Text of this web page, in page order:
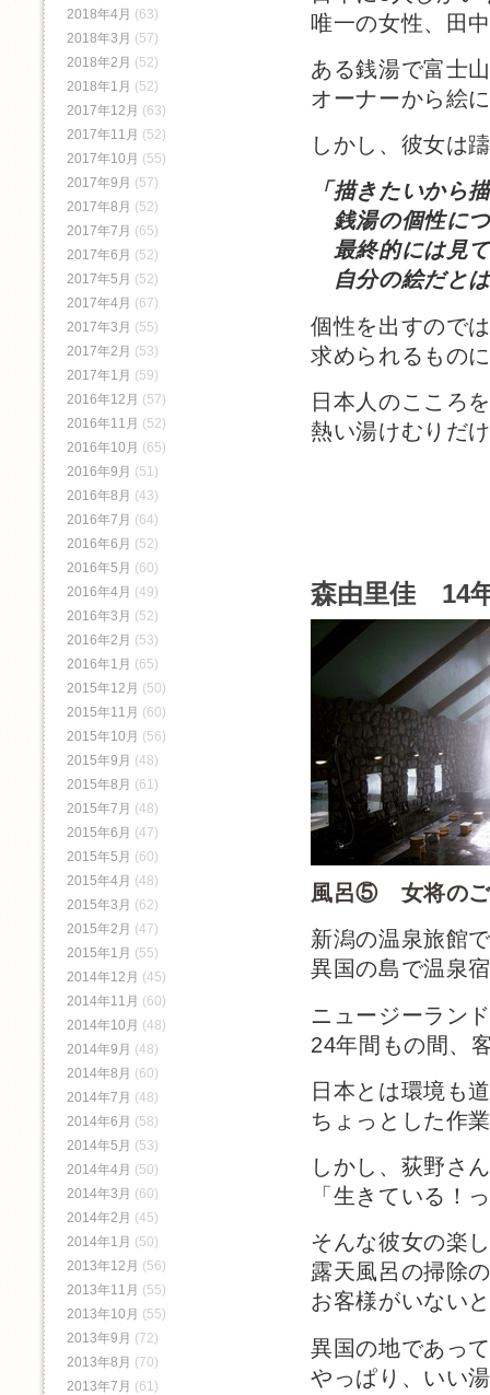
唯一の女性、田
ある銭湯で富士
オーナーから絵
しかし、彼女は
「描きたいから
銭湯の個性に
最終的には見
自分の絵だと
個性を出すので
求められるもの
日本人のこころ
熱い湯けむりだ
森由里佳 14
風呂⑤ 女将の
新潟の温泉旅館
異国の島で温泉
ニュージーラン
24年間もの間、
日本とは環境も
ちょっとした作
しかし、荻野さ
「生きている！
そんな彼女の楽
露天風呂の掃除
お客様がいない
異国の地であっ
やっぱり、いい
2018年4月 (63)
2018年3月 (57)
2018年2月 (52)
2018年1月 (52)
2017年12月 (63)
2017年11月 (52)
2017年10月 (55)
2017年9月 (57)
2017年8月 (52)
2017年7月 (65)
2017年6月 (52)
2017年5月 (52)
2017年4月 (67)
2017年3月 (55)
2017年2月 (53)
2017年1月 (59)
2016年12月 (57)
2016年11月 (52)
2016年10月 (65)
2016年9月 (51)
2016年8月 (43)
2016年7月 (64)
2016年6月 (52)
2016年5月 (60)
2016年4月 (49)
2016年3月 (52)
2016年2月 (53)
2016年1月 (65)
2015年12月 (50)
2015年11月 (60)
2015年10月 (56)
2015年9月 (48)
2015年8月 (61)
2015年7月 (48)
2015年6月 (47)
2015年5月 (60)
2015年4月 (48)
2015年3月 (62)
2015年2月 (47)
2015年1月 (55)
2014年12月 (45)
2014年11月 (60)
2014年10月 (48)
2014年9月 (48)
2014年8月 (60)
2014年7月 (48)
2014年6月 (58)
2014年5月 (53)
2014年4月 (50)
2014年3月 (60)
2014年2月 (45)
2014年1月 (50)
2013年12月 (56)
2013年11月 (55)
2013年10月 (55)
2013年9月 (72)
2013年8月 (70)
2013年7月 (61)